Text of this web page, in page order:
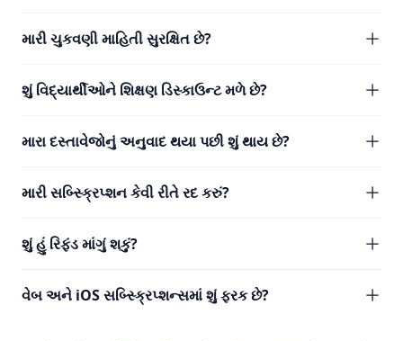
મારી ચુકવણી માહિતી સુરક્ષિત છે?
શું વિદ્યાર્થીઓને શિક્ષણ ડિસ્કાઉન્ટ મળે છે?
મારા દસ્તાવેજોનું અનુવાદ થયા પછી શું થાય છે?
મારી સબ્સ્ક્રિપ્શન કેવી રીતે રદ કરું?
શું હું રિફંડ માંગું શકું?
વેબ અને iOS સબ્સ્ક્રિપ્શન્સમાં શું ફરક છે?